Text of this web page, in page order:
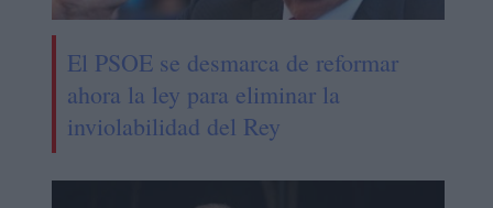
El PSOE se desmarca de reformar
ahora la ley para eliminar la
inviolabilidad del Rey